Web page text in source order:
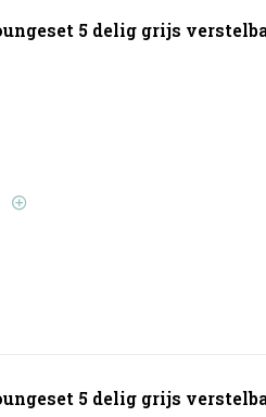
5 delig grijs
5 delig grijs